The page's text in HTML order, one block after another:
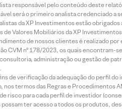
responsável pelo conteúdo deste
será o primeiro analista credenciado a
da XP Investimentos estão
de Valores Mobiliários da XP
de nossos clientes é realizado por
CVM nº 178/2023, os quais encontram-
administração ou gestão de
de verificação da adequação do perfil
nos termos das Regras e Procedimentos
risco para cada perfil de investidor
ter acesso a todos os produtos,